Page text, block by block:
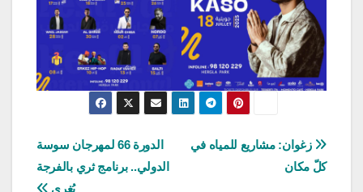
تصفّح
المقالات
الدورة 66 لمهرجان سوسة
الدولي.. برنامج ثري بالفرجة
يُغري
زغوان: مشاريع للمياه في
كلّ مكان